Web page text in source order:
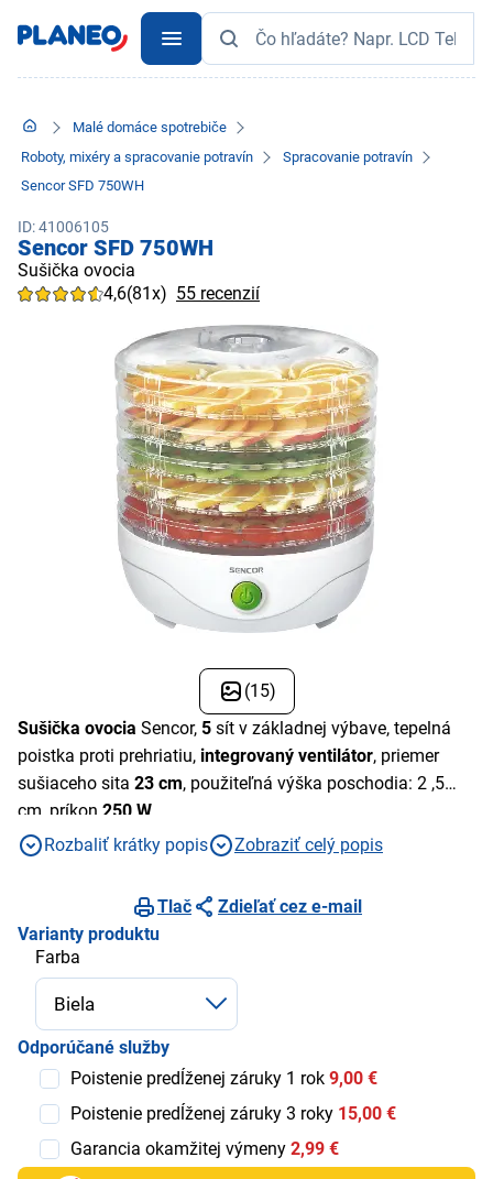
Malé domáce spotrebiče
Roboty, mixéry a spracovanie potravín
Spracovanie potravín
Sencor SFD 750WH
ID: 41006105
Sencor SFD 750WH
Sušička ovocia
4,6(81x) 55 recenzií
(15)
Sušička ovocia Sencor, 5 sít v základnej výbave, tepelná
poistka proti prehriatiu, integrovaný ventilátor, priemer
sušiaceho sita 23 cm, použiteľná výška poschodia: 2 ,5
cm, príkon 250 W
Rozbaliť krátky popis
Zobraziť celý popis
Tlač
Zdieľať cez e-mail
Varianty produktu
Farba
Odporúčané služby
Poistenie predĺženej záruky 1 rok 9,00 €
Poistenie predĺženej záruky 3 roky 15,00 €
Garancia okamžitej výmeny 2,99 €